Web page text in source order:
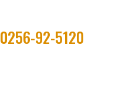
0256-92-5120